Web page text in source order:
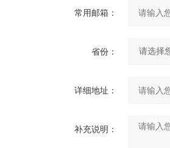
常用邮箱：
省份：
详细地址：
补充说明：